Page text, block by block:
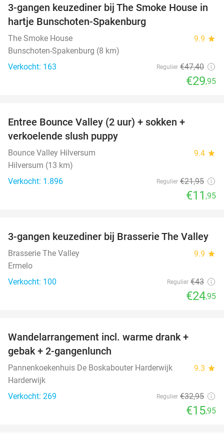
37%
3-gangen keuzediner bij The Smoke House in
hartje Bunschoten-Spakenburg
The Smoke House 9.9 star
Bunschoten-Spakenburg (8 km)
Verkocht: 163
Regulier €47,40
€29,95
Entree Bounce Valley (2 uur) + sokken +
verkoelende slush puppy
Bounce Valley Hilversum 9.4 star
Hilversum (13 km)
Verkocht: 1.896
Regulier €21,95
€11 ,95
42%
3-gangen keuzediner bij Brasserie The Valley
Brasserie The Valley 9.9 star
Ermelo
Verkocht: 100
Regulier €43
€24,95
Wandelarrangement incl. warme drank +
gebak + 2-gangenlunch
Pannenkoekenhuis De Boskabouter Harderwijk 9.3 star
Harderwijk
Verkocht: 269
Regulier €32,95
€15,95